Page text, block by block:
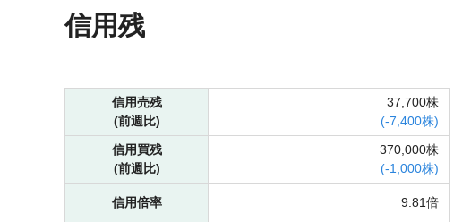
信用残
信用売残
(前週比)
37,700株
(-7,400株)
信用買残
(前週比)
370,000株
(-1,000株)
信用倍率 9.81倍